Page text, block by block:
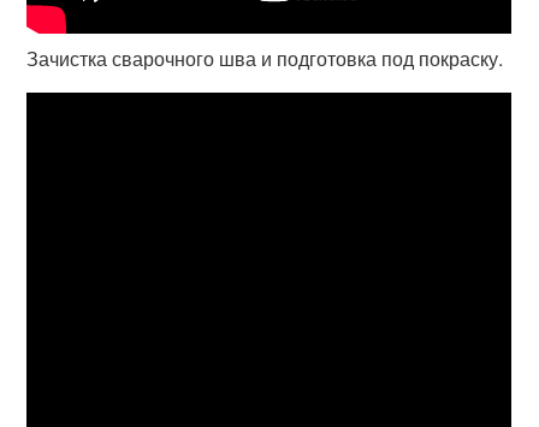
Зачистка сварочного шва и подготовка под покраску.